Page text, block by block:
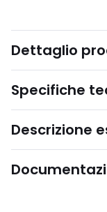
Dettaglio
Specifiche
Descrizione